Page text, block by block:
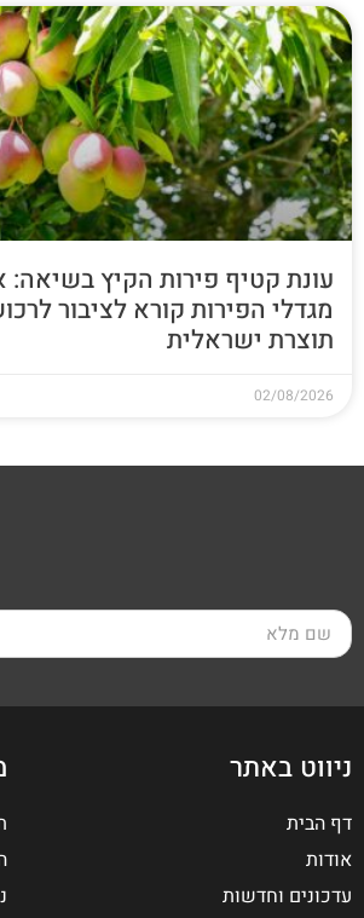
עונת קטיף פירות הקיץ בשיאה:
מגדלי הפירות קורא לציבור
תוצרת ישראלית
02/08/2026
ניווט באתר
דף הבית
אודות
עדכונים וחדשות